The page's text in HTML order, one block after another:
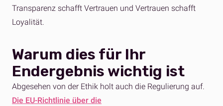
Transparenz schafft Vertrauen und Vertrauen schafft
Loyalität.
Warum dies für Ihr
Endergebnis wichtig ist
Abgesehen von der Ethik holt auch die Regulierung auf.
Die EU-Richtlinie über die